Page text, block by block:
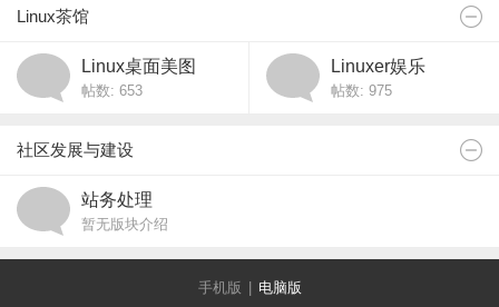
Linux茶馆
Linux桌面美图
帖数: 653
Linuxer娱乐
帖数: 975
社区发展与建设
站务处理
暂无版块介绍
手机版 电脑版